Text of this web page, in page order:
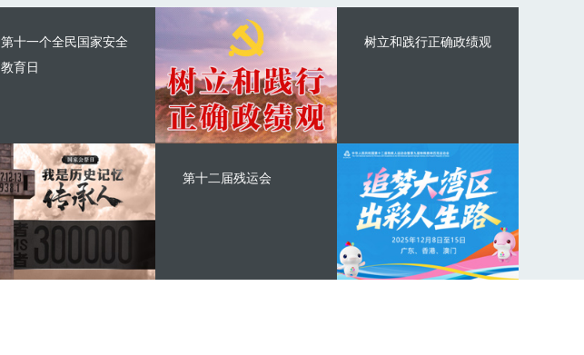
第十一个全民国家安全
教育日
树立和践行正确政绩观
第十二届残运会